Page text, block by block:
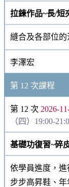
拉鍊作品~長/短
縫合及各部位
李澤宏
第 12 次課程
第 12 次 2026-
（四）19:00-
基礎功復習~碎
依學員進度，
步步高昇鞋、